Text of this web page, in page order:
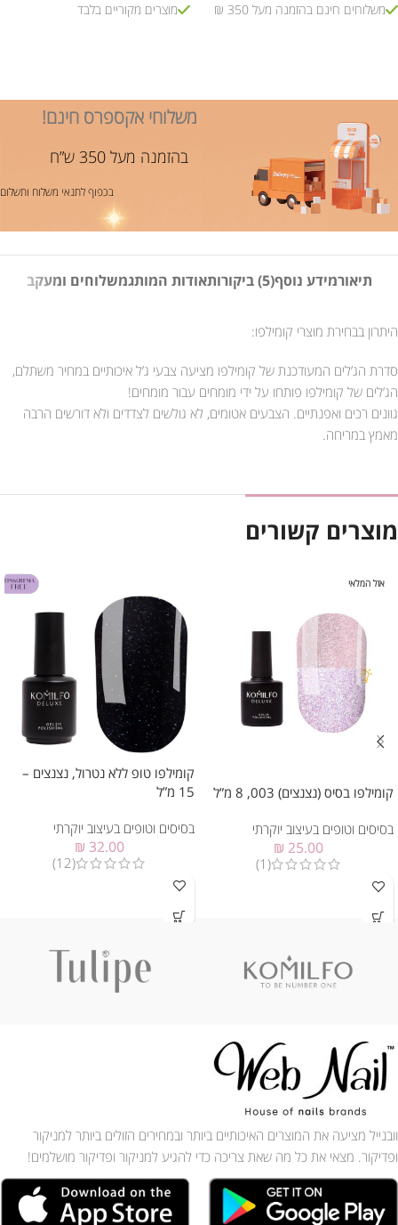
משלוחים חינם בהזמנה מעל 350 ₪
מוצרים מקוריים בלבד
משלוחי אקספרס חינם!
בהזמנה מעל 350 ש”ח
בכפוף לתנאי משלוח ותשלום
תיאורמידע נוסף(5) ביקורות אודות המותגמשלוחים ומעקב
היתרון בבחירת מוצרי קומילפו:
סדרת הג’לים המעודכנת של קומילפו מציעה צבעי ג’ל איכותיים במחיר משתלם,
הג’לים של קומילפו פותחו על ידי מומחים עבור מומחים!
גוונים רכים ואפנתיים. הצבעים אטומים, לא גולשים לצדדים ולא דורשים הרבה
מאמץ במריחה.
מוצרים קשורים
אזל המלאי
קומילפו בסיס (נצנצים) 003, 8 מ”ל
בסיסים וטופים בעיצוב יוקרתי
₪ 25.00
(1)
קומילפו טופ ללא נטרול, נצנצים –
15 מ”ל
בסיסים וטופים בעיצוב יוקרתי
₪ 32.00
(12)
וובנייל מציעה את המוצרים האיכותיים ביותר ובמחירים הזולים ביותר למניקור
ופדיקור. מצאי את כל מה שאת צריכה כדי להגיע למניקור ופדיקור מושלמים!